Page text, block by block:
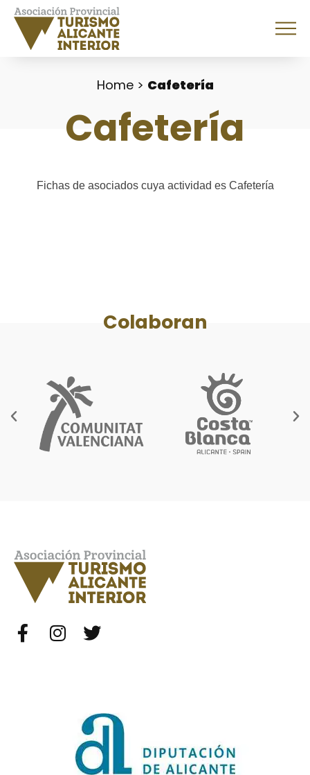
Home> Cafetería
Cafetería
Fichas de asociados cuya actividad es Cafetería
Colaboran